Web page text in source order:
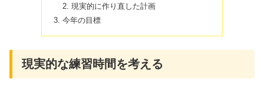
現実的に作り直した計画
今年の目標
現実的な練習時間を考える